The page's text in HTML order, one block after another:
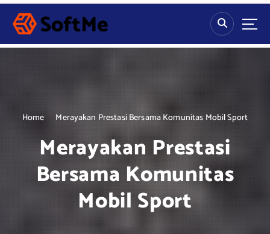
S
p
Home Merayakan Prestasi Bersama Komunitas Mobil Sport
Merayakan Prestasi
Bersama Komunitas
Mobil Sport